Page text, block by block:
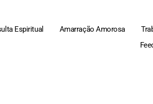
Espiritual Amarração Amorosa